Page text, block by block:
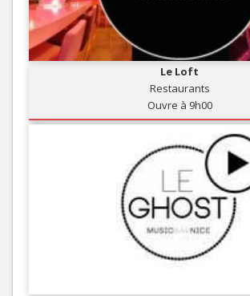
Le Loft
Restaurants
Ouvre à 9h00